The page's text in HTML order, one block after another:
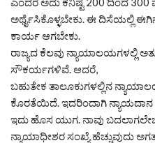
ಅರ್ಥೈಸಿಕೊಳ್ಳಬೇಕು. ಈ ದಿಸೆಯಲ್ಲಿ
ಕಾರ್ಯ ಆಗಬೇಕು.
ರಾಜ್ಯದ ಕೆಲವು ನ್ಯಾಯಾಲಯಗಳಲ್ಲಿ
ಸೌಕರ್ಯಗಳಿವೆ. ಆದರೆ,
ಬಹುತೇಕ ತಾಲೂಕುಗಳಲ್ಲಿನ
ಕೊರತೆಯಿದೆ. ಇದರಿಂದಾಗಿ ನ್ಯಾಯದಾನ
ಇದು ಹೊಸ ಯುಗ. ನಾವು
ನ್ಯಾಯಾಧೀಶರ ಸಂಖ್ಯೆ ಹೆಚ್ಚುವುದು